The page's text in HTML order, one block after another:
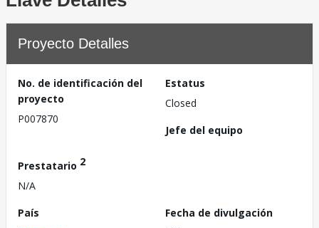
Proyecto Detalles
No. de identificación del
proyecto
P007870
Estatus
Closed
Jefe del equipo
Prestatario 2
N/A
País
Fecha de divulgación